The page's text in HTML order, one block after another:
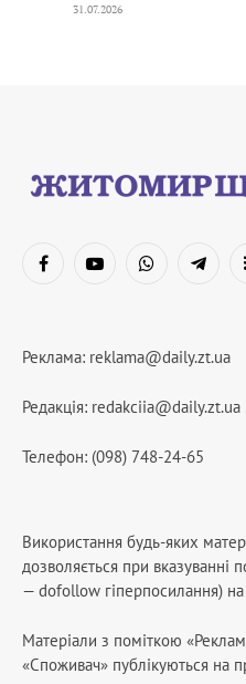
31.07.2026
FacebookYouTubeWhatsApp
Реклама: reklama@daily.zt.ua
Редакція: redakciia@daily.zt.ua
Телефон: (098) 748-24-65
Використання будь-яких
дозволяється при вказуванні
— dofollow гіперпосилання)
Матеріали з поміткою
«Споживач» публікуються на